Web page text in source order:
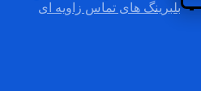
بلبرینگ های تماس زاویه ای